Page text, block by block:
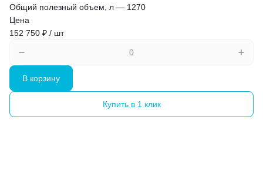
Общий полезный объем, л — 1270
Цена
152 750 ₽ / шт
В корзину
Купить в 1 клик